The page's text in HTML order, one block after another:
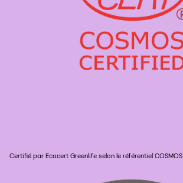
Certifié par Ecocert Greenlife selon le référentiel COSMOS